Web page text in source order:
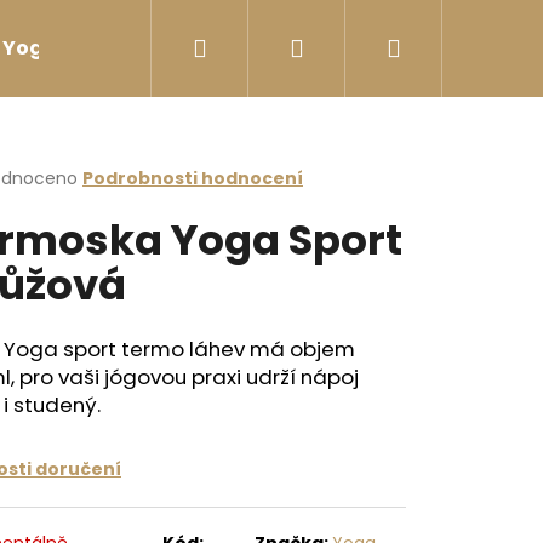
Yoga sport Láhve na vodu Yoga sport Termoska
Přihlášení
Podrobnosti hodnocení
Yoga Sport
Yoga sport termo láhev má objem
pro vaši jógovou praxi udrží nápoj
studený.
doručení